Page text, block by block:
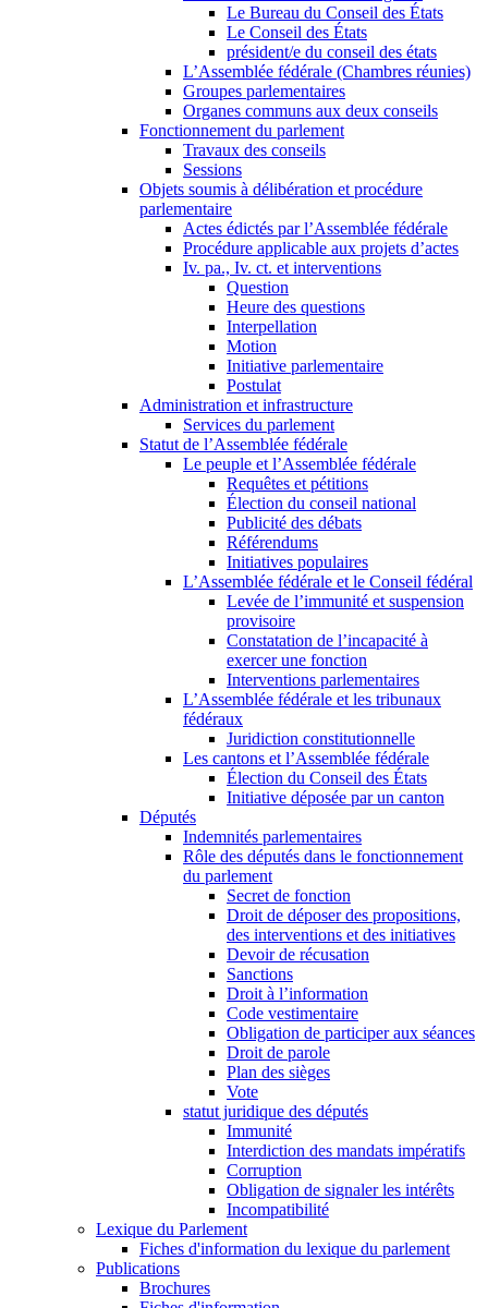
Le Bureau du Conseil des États
Le Conseil des États
président/e du conseil des états
L’Assemblée fédérale (Chambres réunies)
Groupes parlementaires
Organes communs aux deux conseils
Fonctionnement du parlement
Travaux des conseils
Sessions
Objets soumis à délibération et procédure
parlementaire
Actes édictés par l’Assemblée fédérale
Procédure applicable aux projets d’actes
Iv. pa., Iv. ct. et interventions
Question
Heure des questions
Interpellation
Motion
Initiative parlementaire
Postulat
Administration et infrastructure
Services du parlement
Statut de l’Assemblée fédérale
Le peuple et l’Assemblée fédérale
Requêtes et pétitions
Élection du conseil national
Publicité des débats
Référendums
Initiatives populaires
L’Assemblée fédérale et le Conseil fédéral
Levée de l’immunité et suspension
provisoire
Constatation de l’incapacité à
exercer une fonction
Interventions parlementaires
L’Assemblée fédérale et les tribunaux
fédéraux
Juridiction constitutionnelle
Les cantons et l’Assemblée fédérale
Élection du Conseil des États
Initiative déposée par un canton
Députés
Indemnités parlementaires
Rôle des députés dans le fonctionnement
du parlement
Secret de fonction
Droit de déposer des propositions,
des interventions et des initiatives
Devoir de récusation
Sanctions
Droit à l’information
Code vestimentaire
Obligation de participer aux séances
Droit de parole
Plan des sièges
Vote
statut juridique des députés
Immunité
Interdiction des mandats impératifs
Corruption
Obligation de signaler les intérêts
Incompatibilité
Lexique du Parlement
Fiches d'information du lexique du parlement
Publications
Brochures